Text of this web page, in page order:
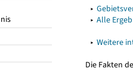
▸
▸ Alle
▸ Weitere
Die Fakten